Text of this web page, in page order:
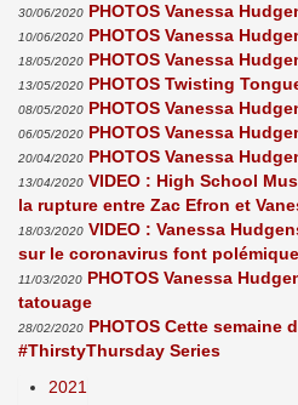
30/06/2020 PHOTOS Vanessa
10/06/2020 PHOTOS Vanessa
18/05/2020 PHOTOS Vanessa
13/05/2020 PHOTOS Twisting
08/05/2020 PHOTOS Vanessa
06/05/2020 PHOTOS Vanessa
20/04/2020 PHOTOS Vanessa
13/04/2020 VIDEO : High School
la rupture entre Zac Efron et
18/03/2020 VIDEO : Vanessa
sur le coronavirus font polémique
11/03/2020 PHOTOS Vanessa
tatouage
28/02/2020 PHOTOS Cette semaine
#ThirstyThursday Series
2021